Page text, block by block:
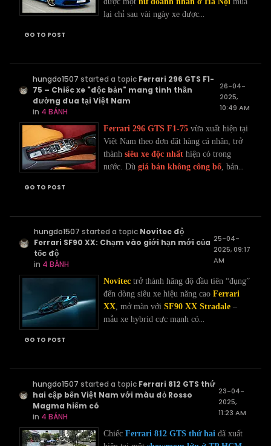
lại chỉ sau vài ngày xe được...
GO TO POST
hungdo1507 started a topic Ferrari 296 GTS F1-
75 – Chiếc xe "độc bản" mang tinh thần
đường đua tại Việt Nam
in 4 BÁNH
26-04-
2025,
10:49 AM
Ferrari 296 GTS F1-75 vừa xuất hiện tại
Việt Nam theo đơn đặt hàng cá nhân, trở
thành siêu xe độc nhất hiện có trong
nước. Dù giá bán không công bố, bản...
GO TO POST
hungdo1507 started a topic Novitec độ
Ferrari SF90 XX: Chạm vào giới hạn mới của
tốc độ
in 4 BÁNH
25-04-
2025, 09:17
AM
Novitec trở thành hãng độ đầu tiên “đụng”
đến dòng siêu xe hiệu năng cao Ferrari
XX, mở màn với SF90 XX Stradale –
mẫu xe hybrid cực mạnh có...
GO TO POST
hungdo1507 started a topic Ferrari 812 GTS thứ
hai cập bến Việt Nam với màu đỏ Rosso
Magma hiếm có
in 4 BÁNH
23-04-
2025,
11:23 AM
Chiếc Ferrari 812 GTS thứ hai đã xuất